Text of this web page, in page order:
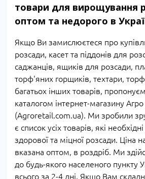
товари для вирощування
оптом та недорого в
Якщо Ви замислюєтеся про
розсади, касет та піддонів для
саджанців, ящиків для розсади,
торф'яних горщиків, техтари,
багатьох інших товарів,
каталогом інтернет-магазину Агро
(Agroretail.com.ua). Ми зробили
є список усіх товарів, які
здорової та міцної розсади. Ціна
вказана оптом, в роздріб. Ми
до будь-якого населеного пункту
всього за 2-4 дні. Якщо Вам